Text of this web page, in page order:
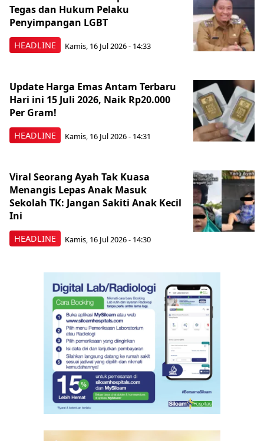
HEADLINE
Tegas dan Hukum Pelaku
Penyimpangan LGBT
Kamis, 16 Jul 2026 - 14:33
HEADLINE
Update Harga Emas Antam Terbaru
Hari ini 15 Juli 2026, Naik Rp20.000
Per Gram!
Kamis, 16 Jul 2026 - 14:31
HEADLINE
Viral Seorang Ayah Tak Kuasa
Menangis Lepas Anak Masuk
Sekolah TK: Jangan Sakiti Anak Kecil
Ini
Kamis, 16 Jul 2026 - 14:30